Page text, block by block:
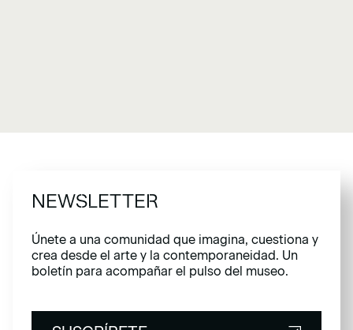
NEWSLETTER
Únete a una comunidad que imagina, cuestiona y
crea desde el arte y la contemporaneidad. Un
boletín para acompañar el pulso del museo.